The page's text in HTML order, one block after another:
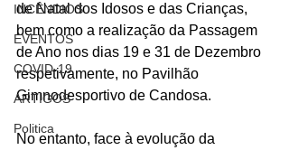
INCÊNDIOS
EVENTOS
COVID-19
ARTIGOS
Politica
de Natal dos Idosos e das Crianças,
bem como a realização da Passagem
de Ano nos dias 19 e 31 de Dezembro
respetivamente, no Pavilhão
Gimnodesportivo de Candosa.
No entanto, face à evolução da